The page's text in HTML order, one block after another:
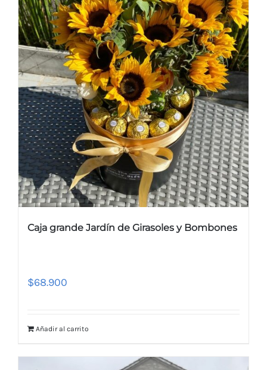
Caja grande Jardín de Girasoles y Bombones
$68.900
Añadir al carrito